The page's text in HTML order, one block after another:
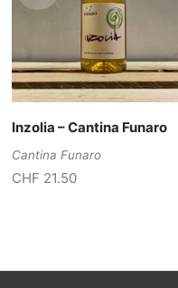
Inzolia – Cantina Funaro
Cantina Funaro
CHF 21.50